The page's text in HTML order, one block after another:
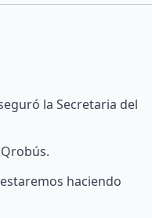
la Secretaria del
haciendo